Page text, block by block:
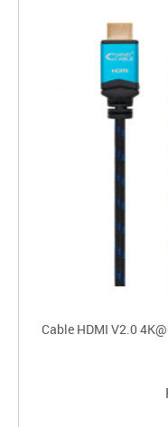
Cable HDMI V2.0